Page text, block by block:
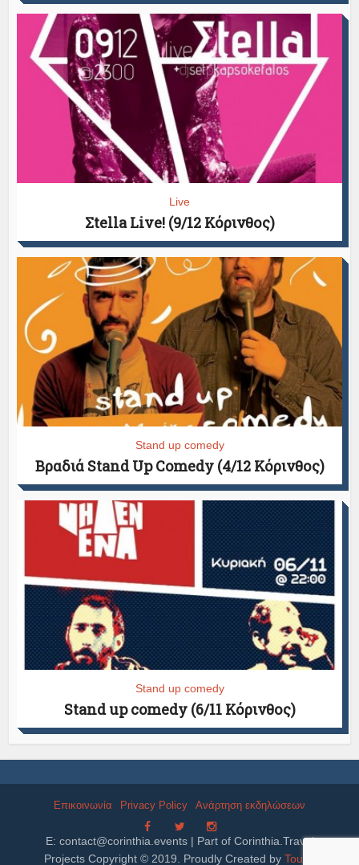
Live
Σtella Live! (9/12 Κόρινθος)
Stand up comedy
Βραδιά Stand Up Comedy (4/12 Κόρινθος)
Stand up comedy
Stand up comedy (6/11 Κόρινθος)
Επικοινωνία Privacy Policy Ανάρτηση εκδηλώσεων
E: contact@corinthia.events| Part of Corinthia.Travel
Projects Copyright © 2019. Proudly Created by Tourix